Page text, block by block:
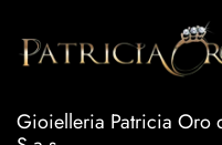
Gioielleria Patricia Oro